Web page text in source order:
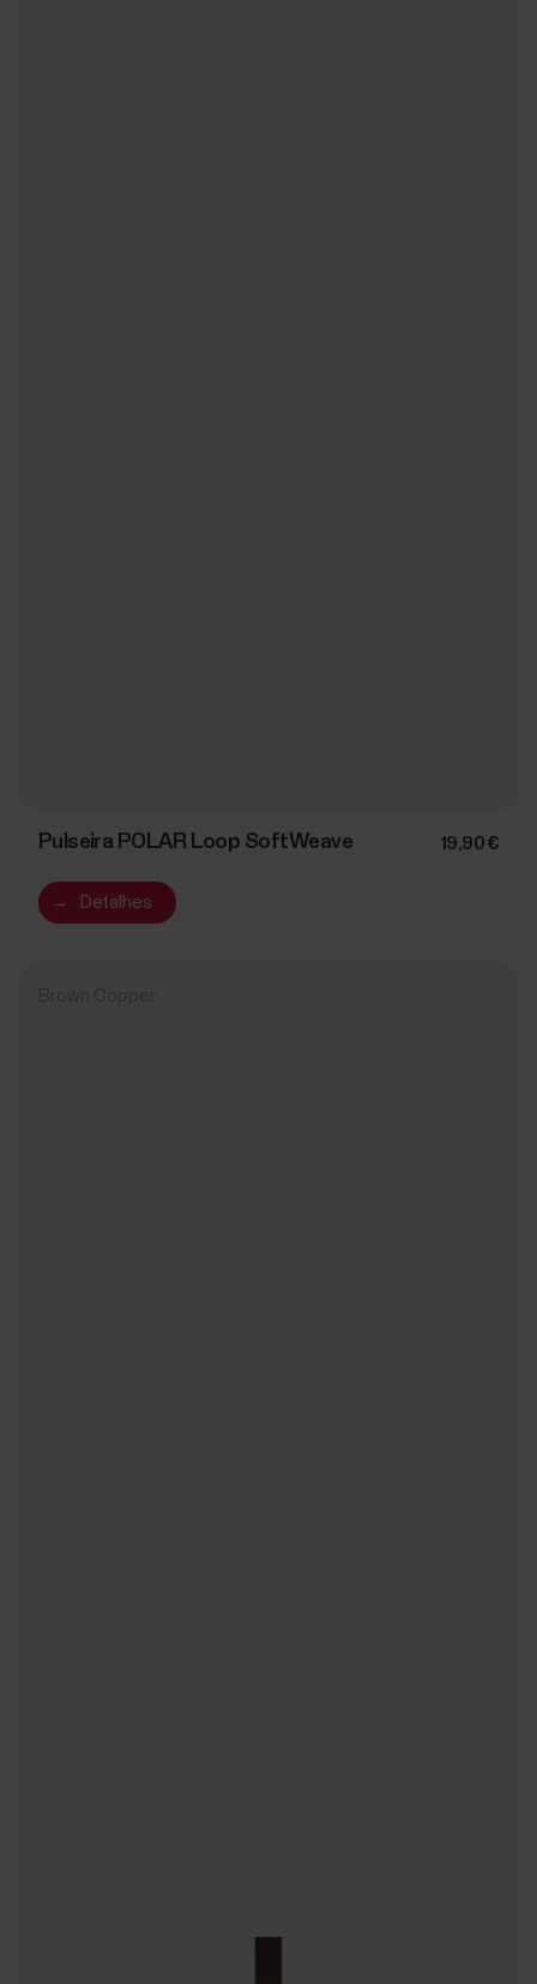
Pulseira POLAR Loop SoftWeave 19,90 €
→ Detalhes